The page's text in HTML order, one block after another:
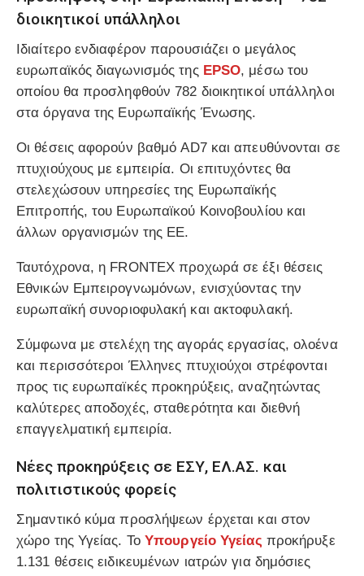
διοικητικοί υπάλληλοι
Ιδιαίτερο ενδιαφέρον παρουσιάζει ο μεγάλος
ευρωπαϊκός διαγωνισμός της EPSO, μέσω του
οποίου θα προσληφθούν 782 διοικητικοί υπάλληλοι
στα όργανα της Ευρωπαϊκής Ένωσης.
Οι θέσεις αφορούν βαθμό AD7 και απευθύνονται σε
πτυχιούχους με εμπειρία. Οι επιτυχόντες θα
στελεχώσουν υπηρεσίες της Ευρωπαϊκής
Επιτροπής, του Ευρωπαϊκού Κοινοβουλίου και
άλλων οργανισμών της ΕΕ.
Ταυτόχρονα, η FRONTEX προχωρά σε έξι θέσεις
Εθνικών Εμπειρογνωμόνων, ενισχύοντας την
ευρωπαϊκή συνοριοφυλακή και ακτοφυλακή.
Σύμφωνα με στελέχη της αγοράς εργασίας, ολοένα
και περισσότεροι Έλληνες πτυχιούχοι στρέφονται
προς τις ευρωπαϊκές προκηρύξεις, αναζητώντας
καλύτερες αποδοχές, σταθερότητα και διεθνή
επαγγελματική εμπειρία.
Νέες προκηρύξεις σε ΕΣΥ, ΕΛ.ΑΣ. και
πολιτιστικούς φορείς
Σημαντικό κύμα προσλήψεων έρχεται και στον
χώρο της Υγείας. ΤοΥπουργείο Υγείας προκήρυξε
1.131 θέσεις ειδικευμένων ιατρών για δημόσιες